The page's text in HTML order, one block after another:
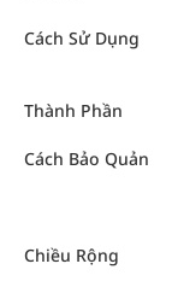
Cách Sử Dụng
Thành Phần
Cách Bảo Quản
Chiều Rộng